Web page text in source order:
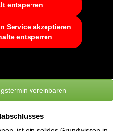
entsperren
Service akzeptieren
entsperren
vereinbaren